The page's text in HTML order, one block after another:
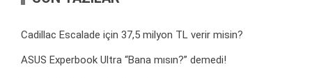
Cadillac Escalade için 37,5 milyon TL verir misin?
ASUS Experbook Ultra “Bana mısın?” demedi!